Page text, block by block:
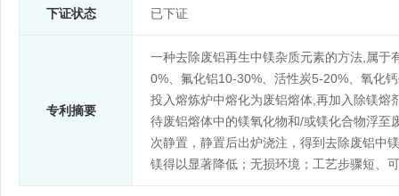
下证状态 已下证
专利摘要
一种去除废铝再生中镁杂质元素的方法,属
0%、氟化铝10-30%、活性炭5-20%、氧化
投入熔炼炉中熔化为废铝熔体,再加入除镁熔
待废铝熔体中的镁氧化物和/或镁化合物浮至
次静置，静置后出炉浇注，得到去除废铝中
镁得以显著降低；无损环境；工艺步骤短、